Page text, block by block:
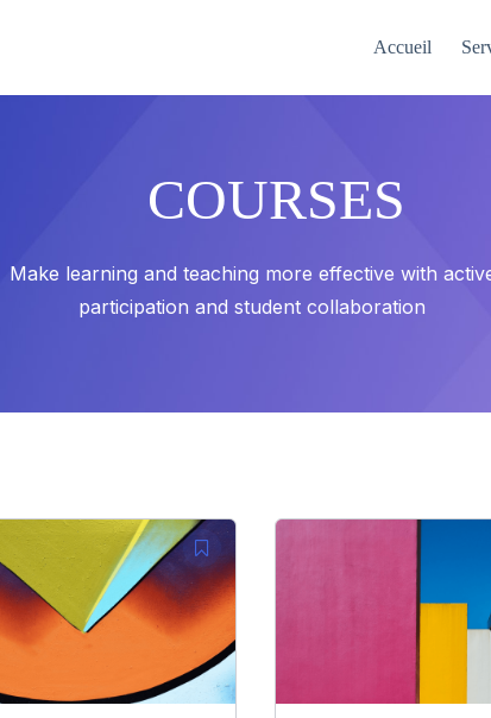
Accueil
COURSES
Make learning and teaching more effective with
participation and student collaboration